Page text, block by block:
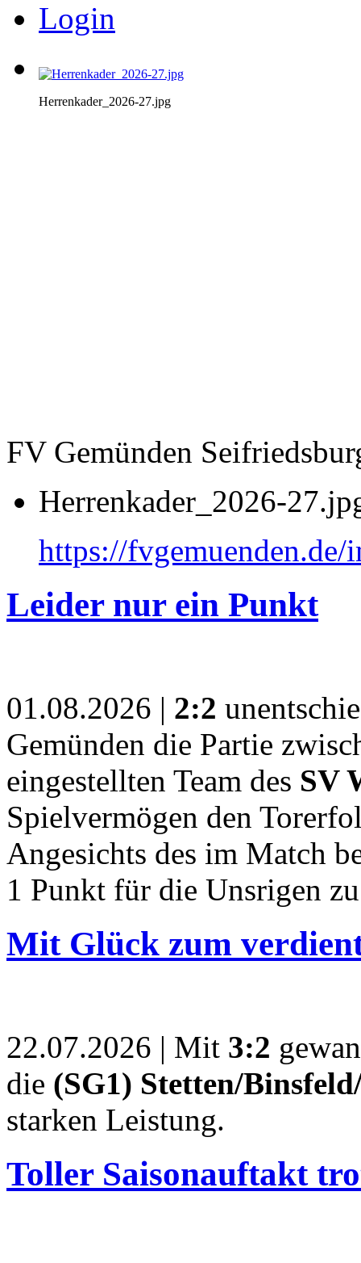
Login
Herrenkader_2026-27.jpg
FV Gemünden
Herrenkader_2026-
https://
Leider nur ein Punkt
01.08.2026 | 2:2
Gemünden die Partie
eingestellten Team des SV
Spielvermögen den
Angesichts des im Match
1 Punkt für die Unsrigen
Mit Glück zum
22.07.2026 | Mit 3:2
die (SG1) Stetten/
starken Leistung.
Toller Saisonauftakt